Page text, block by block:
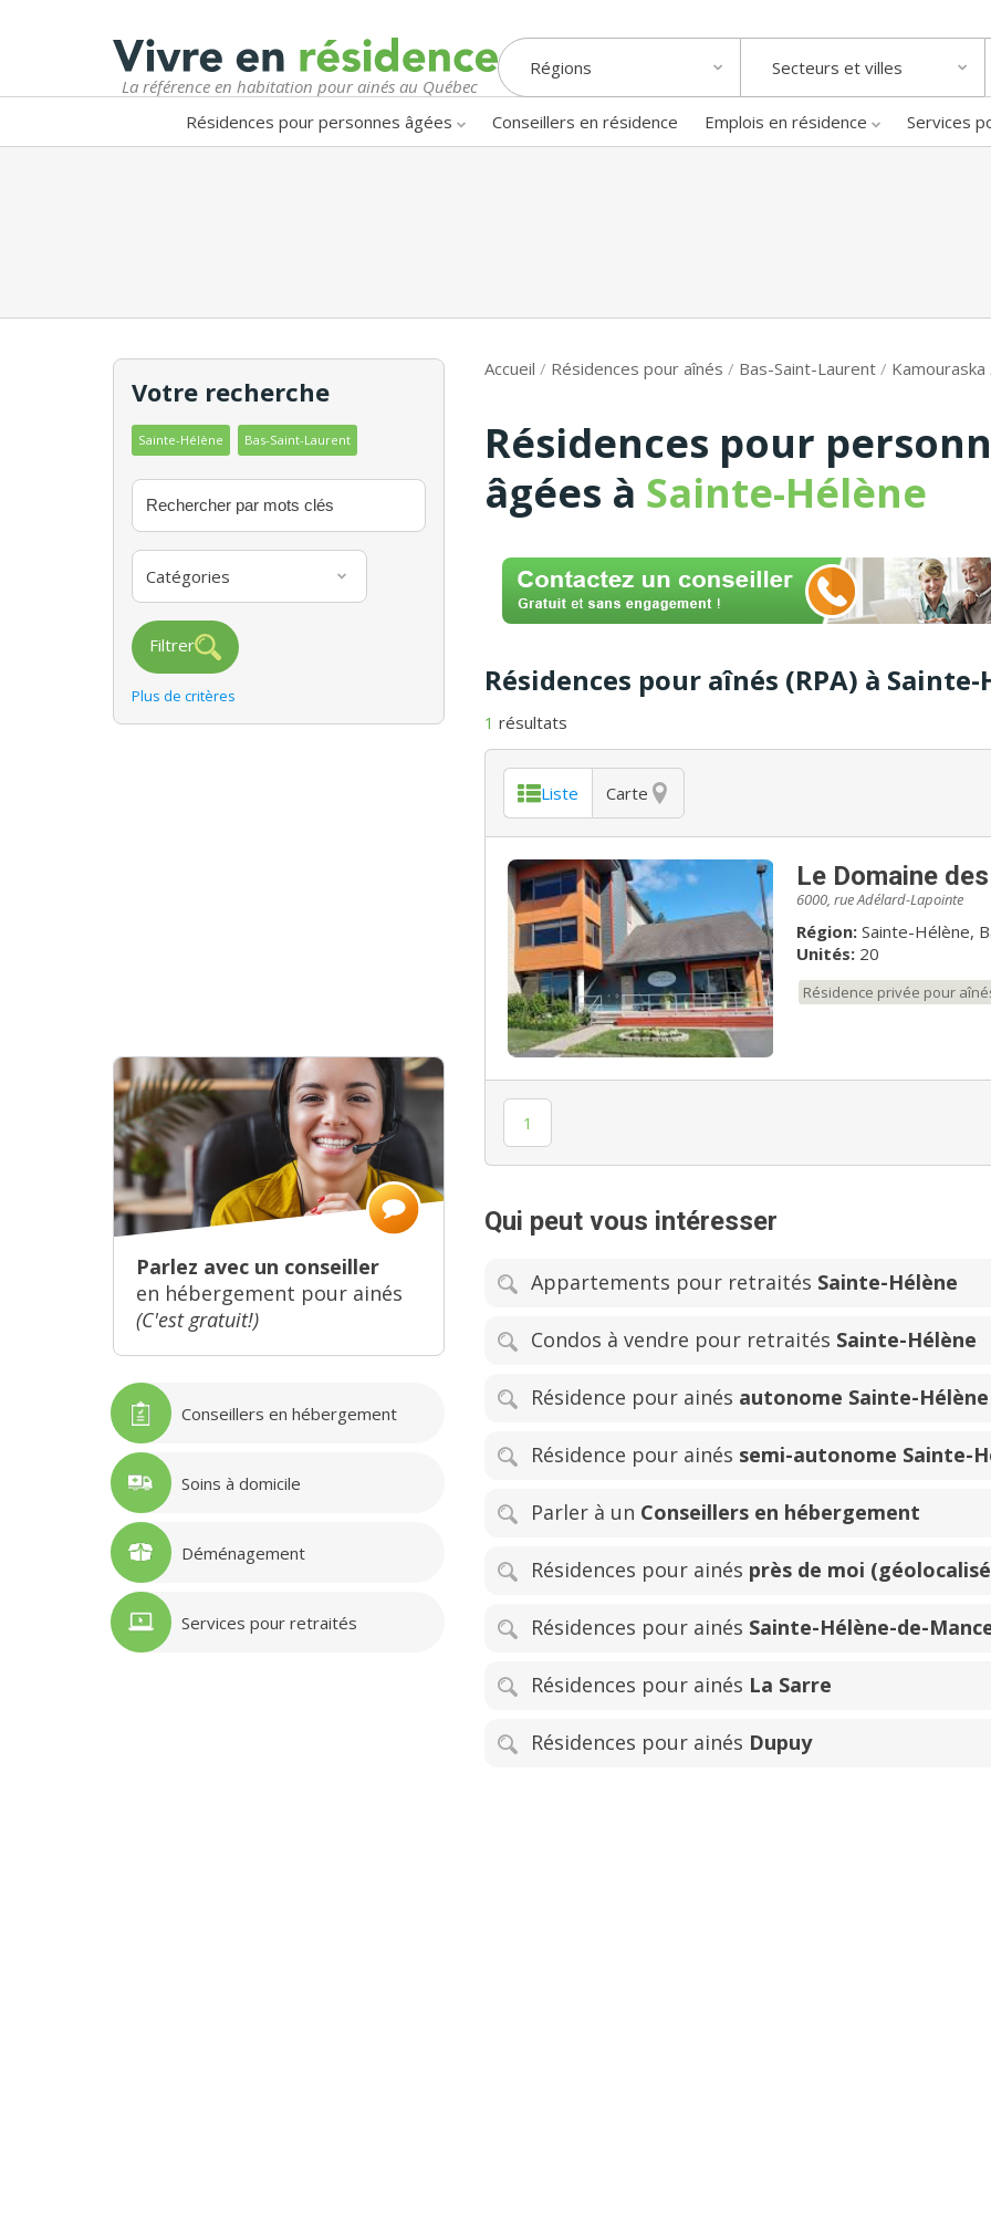
La référence en habitation pour ainés au Québec
Régions Secteurs et villes
Résidences pour personnes âgées Conseillers en résidence Emplois en résidence Services
Votre recherche
Sainte-Hélène Bas-Saint-Laurent
Catégories
Filtrer
Plus de critères
Parlez avec un conseiller
en hébergement pour ainés
(C'est gratuit!)
Conseillers en hébergement
Soins à domicile
Déménagement
Services pour retraités
Accueil / Résidences pour aînés / Bas-Saint-Laurent / Kamouraska
Résidences pour
âgées à Sainte-Hélène
Résidences pour aînés (RPA) à Sainte-
1 résultats
Liste Carte
Le Domaine
6000, rue Adélard-Lapointe
Région: Sainte-Hélène,
Unités:20
Résidence privée pour
1
Qui peut vous intéresser
Appartements pour retraités Sainte-Hélène
Condos à vendre pour retraités Sainte-Hélène
Résidence pour ainés autonome Sainte-Hélène
Résidence pour ainés semi-autonome Sainte-
Parler à un Conseillers en hébergement
Résidences pour ainés près de moi
Résidences pour ainés Sainte-Hélène-de-
Résidences pour ainés La Sarre
Résidences pour ainés Dupuy